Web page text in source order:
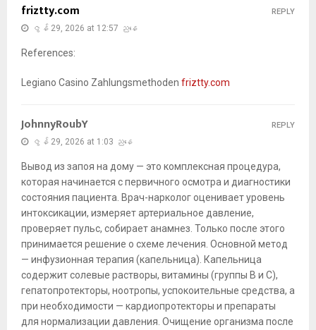
friztty.com
ဇွန် 29, 2026 at 12:57 ညနေ
References:
Legiano Casino Zahlungsmethoden friztty.com
REPLY
JohnnyRoubY
ဇွန် 29, 2026 at 1:03 ညနေ
Вывод из запоя на дому — это комплексная процедура,
которая начинается с первичного осмотра и диагностики
состояния пациента. Врач-нарколог оценивает уровень
интоксикации, измеряет артериальное давление,
проверяет пульс, собирает анамнез. Только после этого
принимается решение о схеме лечения. Основной метод
— инфузионная терапия (капельница). Капельница
содержит солевые растворы, витамины (группы B и C),
гепатопротекторы, ноотропы, успокоительные средства, а
при необходимости — кардиопротекторы и препараты
для нормализации давления. Очищение организма после
REPLY